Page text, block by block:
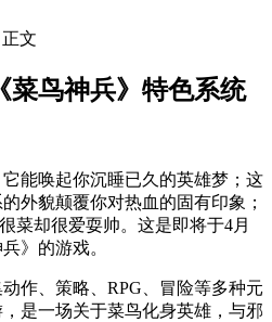
正文
菜鸟神兵》特色系统
唤起你沉睡已久的英雄梦；这
外貌颠覆你对热血的固有印象；
菜却很爱耍帅。这是即将于4月
》的游戏。
、策略、RPG、冒险等多种元
是一场关于菜鸟化身英雄，与邪